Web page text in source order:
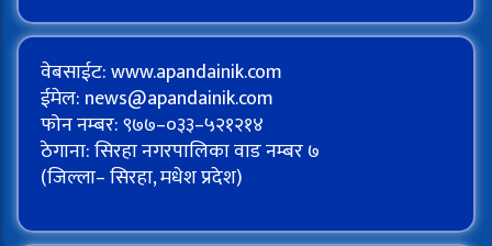
वेबसाईट: www.apandainik.com
ईमेल: news@apandainik.com
फोन नम्बर: ९७७–०३३–५२१२१४
ठेगाना: सिरहा नगरपालिका वाड नम्बर ७
(जिल्ला– सिरहा, मधेश प्रदेश)